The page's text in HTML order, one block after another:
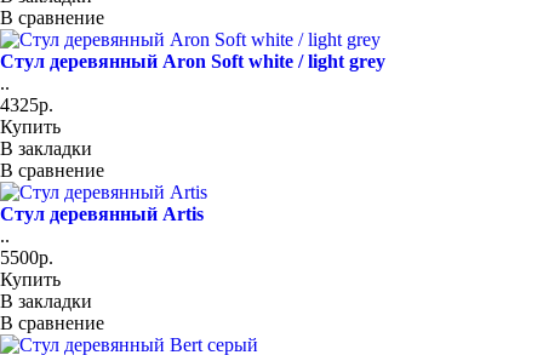
В сравнение
Стул деревянный Aron Soft white / light grey
..
4325р.
Купить
В закладки
В сравнение
Стул деревянный Artis
..
5500р.
Купить
В закладки
В сравнение